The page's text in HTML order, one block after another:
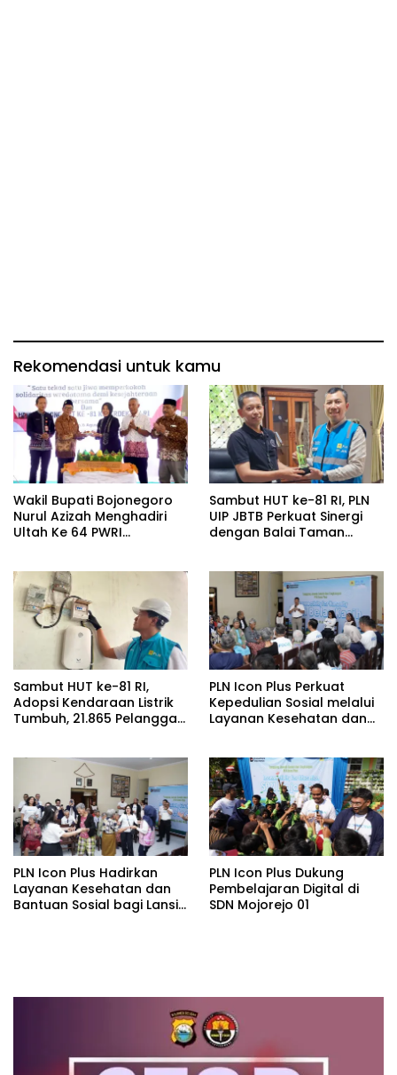
Rekomendasi untuk kamu
Wakil Bupati Bojonegoro
Nurul Azizah Menghadiri
Ultah Ke 64 PWRI
Sambut HUT ke-81 RI, PLN
UIP JBTB Perkuat Sinergi
dengan Balai Taman
SUTET 500 kV Paiton–
Watudodol/Kalipuro
Sambut HUT ke-81 RI,
Adopsi Kendaraan Listrik
Tumbuh, 21.865 Pelanggan
pada Semester I 2026
PLN Icon Plus Perkuat
Kepedulian Sosial melalui
Layanan Kesehatan dan
PLN Icon Plus Hadirkan
Layanan Kesehatan dan
Bantuan Sosial bagi Lansia
PLN Icon Plus Dukung
Pembelajaran Digital di
SDN Mojorejo 01